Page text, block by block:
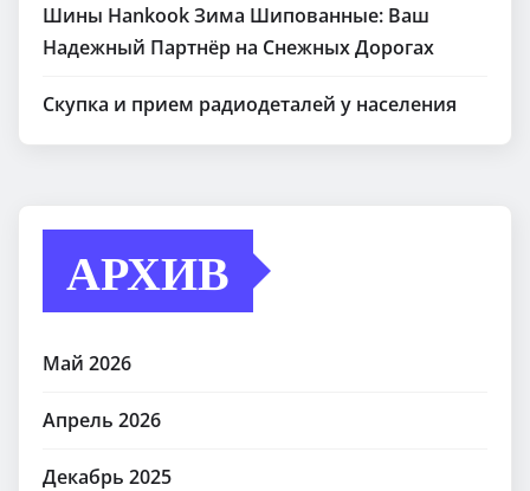
Шины Hankook Зима Шипованные: Ваш
Надежный Партнёр на Снежных Дорогах
Скупка и прием радиодеталей у населения
АРХИВ
Май 2026
Апрель 2026
Декабрь 2025